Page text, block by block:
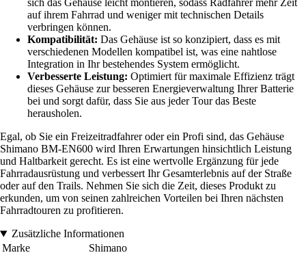
sich das Gehäuse leicht montieren, sodass Radfahrer mehr Zeit
auf ihrem Fahrrad und weniger mit technischen Details
verbringen können.
Kompatibilität: Das Gehäuse ist so konzipiert, dass es mit
verschiedenen Modellen kompatibel ist, was eine nahtlose
Integration in Ihr bestehendes System ermöglicht.
Verbesserte Leistung: Optimiert für maximale Effizienz trägt
dieses Gehäuse zur besseren Energieverwaltung Ihrer Batterie
bei und sorgt dafür, dass Sie aus jeder Tour das Beste
herausholen.
Egal, ob Sie ein Freizeitradfahrer oder ein Profi sind, das Gehäuse
Shimano BM-EN600 wird Ihren Erwartungen hinsichtlich Leistung
und Haltbarkeit gerecht. Es ist eine wertvolle Ergänzung für jede
Fahrradausrüstung und verbessert Ihr Gesamterlebnis auf der Straße
oder auf den Trails. Nehmen Sie sich die Zeit, dieses Produkt zu
erkunden, um von seinen zahlreichen Vorteilen bei Ihren nächsten
Fahrradtouren zu profitieren.
Zusätzliche Informationen
Marke
Shimano